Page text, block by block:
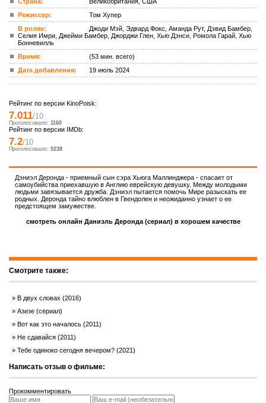
Режиссер:
Том Хупер
В ролях:
Джоди Мэй, Эдвард Фокс, Аманда Рут, Дэвид Бамбер,
Селия Имри, Джейми Бамбер, Джорджи Глен, Хью Дэнси, Ромола Гарай, Хью
Бонневилль
Время:
(53 мин. всего)
Дата добавления:
19 июль 2024
Рейтинг по версии KinoPoisk:
7.011/10
Проголосовало: 1160
Рейтинг по версии IMDb:
7.2/10
Проголосовало: 5238
Дэниэл Деронда - приемный сын сэра Хьюга Маллинджера - спасает от
самоубийства приехавшую в Англию еврейскую девушку. Между молодыми
людьми завязывается дружба. Дэниэл пытается помочь Мире разыскать ее
родных. Деронда тайно влюблен в Гвендолен и неожиданно узнает о ее
предстоящем замужестве.
смотреть онлайн Даниэль Деронда (сериал) в хорошем качестве
Смотрите также:
В двух словах (2016)
Азизе (сериал)
Вот как это началось (2011)
Не сдавайся (2011)
Тебе одиноко сегодня вечером? (2021)
Написать отзыв о фильме:
Прокомментировать